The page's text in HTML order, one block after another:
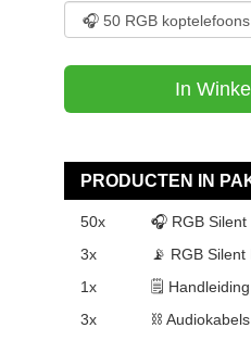
In
PRODUCTEN IN
50x
🎧 RGB
3x
📡 RGB
1x
🗒 Handleiding
3x
⛓ Audiokabels